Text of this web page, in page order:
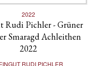
2022
Rudi Pichler - Grüner
Smaragd Achleithen
2022
RUDI PICHLER